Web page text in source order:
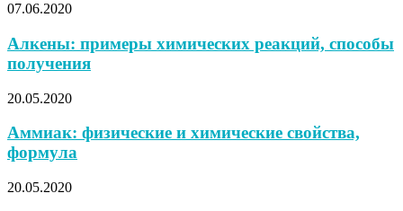
07.06.2020
Алкены: примеры химических реакций, способы
получения
20.05.2020
Аммиак: физические и химические свойства,
формула
20.05.2020